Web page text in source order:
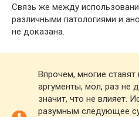
Связь же между
различными патологиями и
не доказана.
Впрочем, многие
аргументы, мол, раз не
значит, что не влияет.
разумным следующее